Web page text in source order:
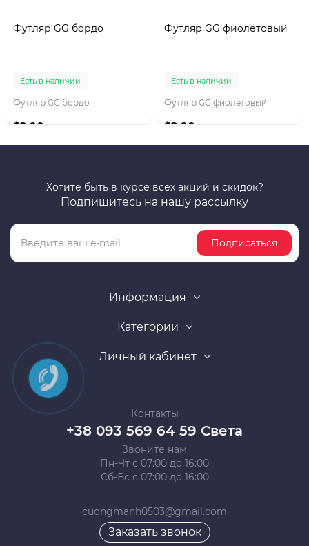
Футляр GG бордо
Есть в наличии
Футляр GG бордо
$2.00
Футляр GG фиолетовый
Есть в наличии
Футляр GG фиолетовый
$2.00
Хотите быть в курсе всех акций и скидок?
Подпишитесь на нашу рассылку
Подписаться
Информация
Категории
Личный кабинет
Контакты
+38 093 569 64 59 Света
Звоните нам
Пн-Чт с 07:00 до 16:00
Сб-Вс с 07:00 до 16:00
cuongmanh0503@gmail.com
Заказать звонок